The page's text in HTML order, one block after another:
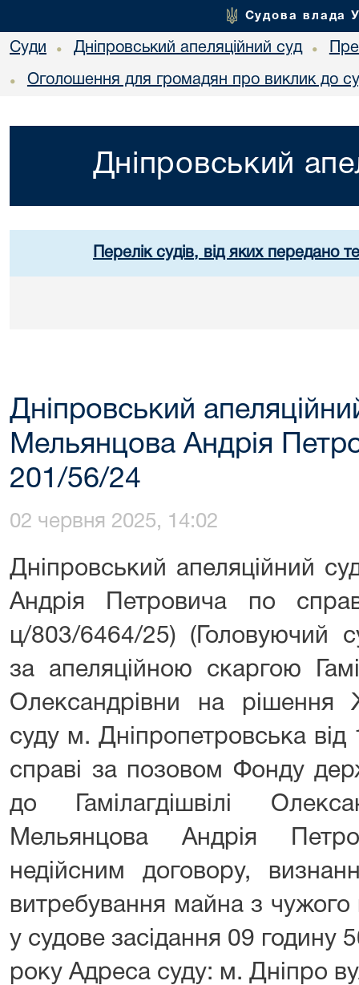
Судова влада
Суди • Дніпровський апеляційний суд •
• Оголошення для громадян про виклик до
Дніпровський
Перелік судів, від яких передано
Дніпровський
Мельянцова Андрія
201/56/24
02 червня 2025, 14:02
Дніпровський апеляційний
Андрія Петровича по
ц/803/6464/25) (Головуючий
за апеляційною скаргою
Олександрівни на рішення
суду м. Дніпропетровська
справі за позовом Фонду
до Гамілагдішвілі
Мельянцова Андрія
недійсним договору,
витребування майна з чужого
у судове засідання 09 годину
року Адреса суду: м. Дніпро